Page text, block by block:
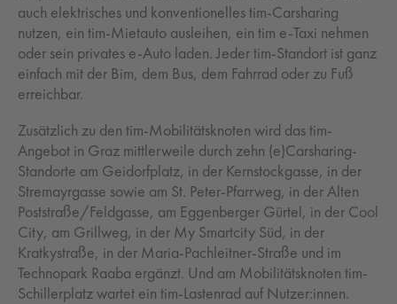
auch elektrisches und konventionelles tim-Carsharing
nutzen, ein tim-Mietauto ausleihen, ein tim e-Taxi nehmen
oder sein privates e-Auto laden. Jeder tim-Standort ist ganz
einfach mit der Bim, dem Bus, dem Fahrrad oder zu Fuß
erreichbar.
Zusätzlich zu den tim-Mobilitätsknoten wird das tim-
Angebot in Graz mittlerweile durch zehn (e)Carsharing-
Standorte am Geidorfplatz, in der Kernstockgasse, in der
Stremayrgasse sowie am St. Peter-Pfarrweg, in der Alten
Poststraße/Feldgasse, am Eggenberger Gürtel, in der Cool
City, am Grillweg, in der My Smartcity Süd, in der
Kratkystraße, in der Maria-Pachleitner-Straße und im
Technopark Raaba ergänzt. Und am Mobilitätsknoten tim-
Schillerplatz wartet ein tim-Lastenrad auf Nutzer:innen.